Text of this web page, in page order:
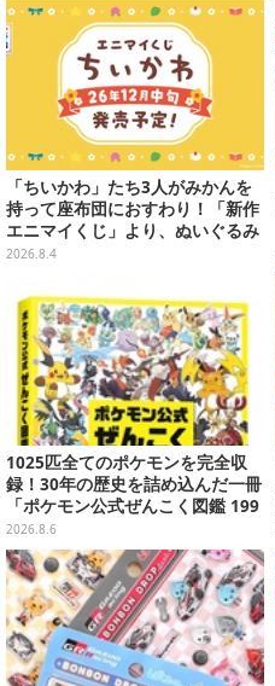
「ちいかわ」たち3人がみかんを
持って座布団におすわり！「新作
エニマイくじ」より、ぬいぐるみ
画像が初公開
2026.8.4
1025匹全てのポケモンを完全収
録！30年の歴史を詰め込んだ一冊
「ポケモン公式ぜんこく図鑑 199
6-2026」が大ボリューム
2026.8.6